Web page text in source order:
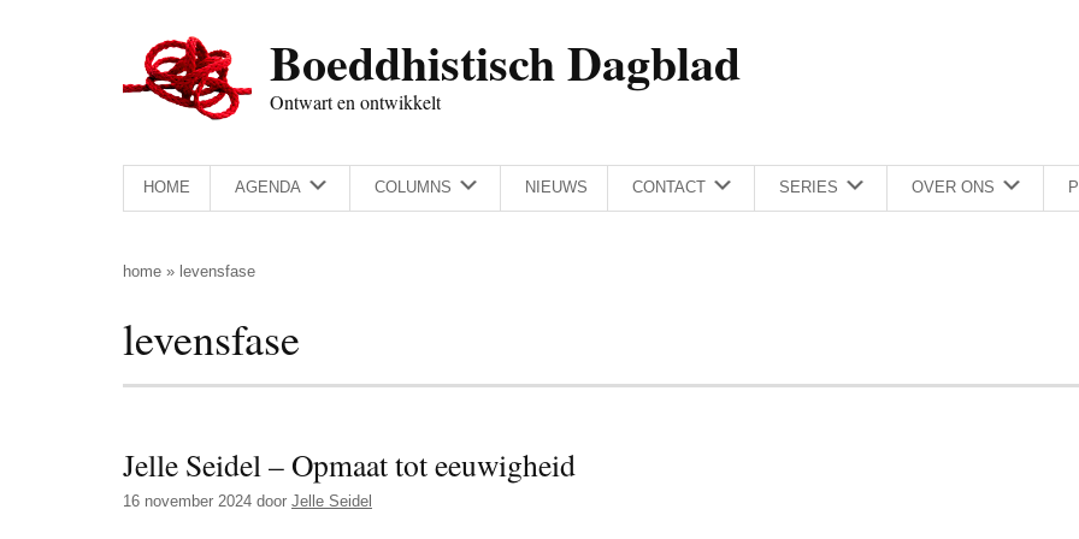
Boeddhistisch Dagblad
Ontwart en ontwikkelt
HOME AGENDA COLUMNS NIEUWS CONTACT SERIES OVER ONS
home » levensfase
levensfase
Jelle Seidel – Opmaat tot eeuwigheid
16 november 2024 door Jelle Seidel